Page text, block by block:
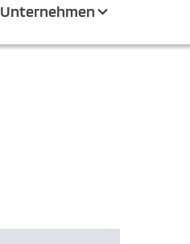
Unternehmen